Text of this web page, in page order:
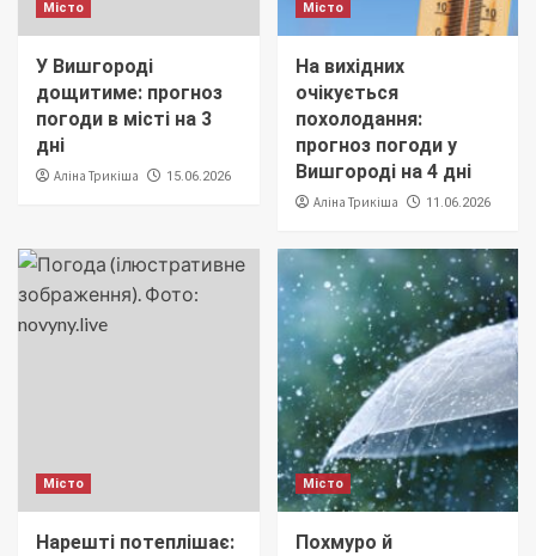
Місто
У Вишгороді
дощитиме: прогноз
погоди в місті на 3
дні
Аліна Трикіша 15.06.2026
Місто
На вихідних
очікується
похолодання:
прогноз погоди у
Вишгороді на 4 дні
Аліна Трикіша 11.06.2026
Місто
Нарешті потеплішає:
Місто
Похмуро й